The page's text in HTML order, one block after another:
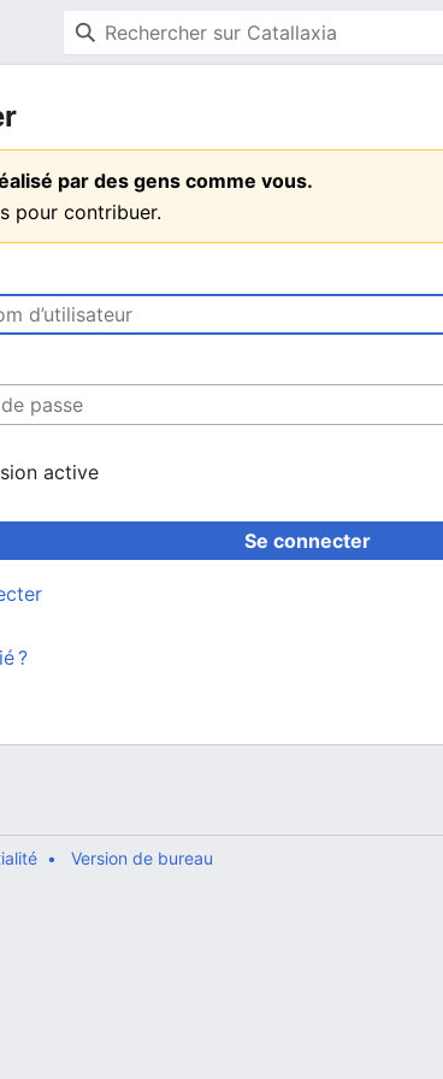
par des gens comme vous.
pour contribuer.
active
Se connecter
?
Version de bureau